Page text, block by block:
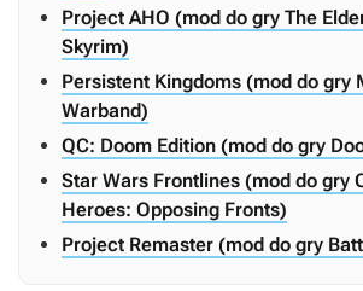
Project AHO (mod do gry The
Skyrim)
Persistent Kingdoms (mod do gry
Warband)
QC: Doom Edition (mod do gry
Star Wars Frontlines (mod do gry
Heroes: Opposing Fronts)
Project Remaster (mod do gry